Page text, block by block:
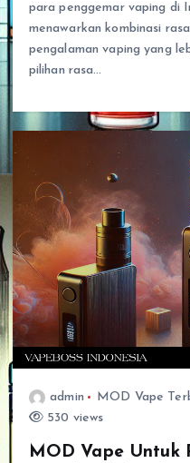
para penggemar vaping di
menawarkan kombinasi
pengalaman vaping yang
pilihan rasa…
admin MOD Vape
530 views
MOD Vape Untuk